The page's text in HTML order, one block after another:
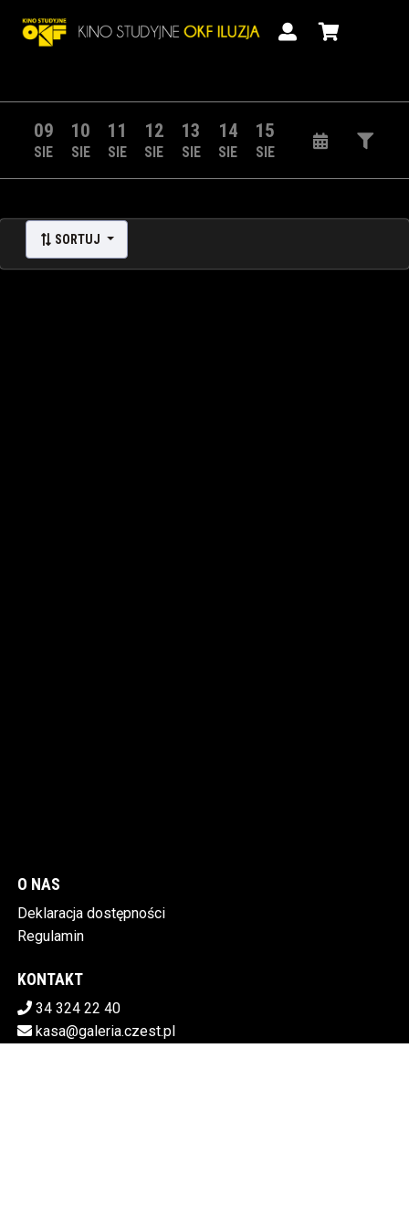
09
SIE
10
SIE
11
SIE
12
SIE
13
SIE
14
SIE
15
SIE
SORTUJ
O NAS
Deklaracja dostępności
Regulamin
KONTAKT
34 324 22 40
kasa@galeria.czest.pl